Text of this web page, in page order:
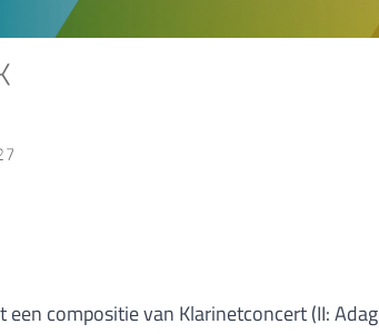
compositie van Klarinetconcert (II: